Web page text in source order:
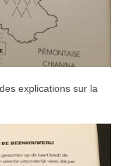
explications sur la